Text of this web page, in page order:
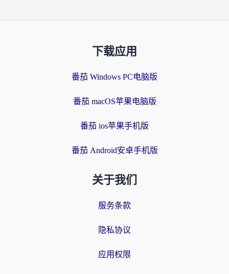
下载应用
番茄 Windows PC电脑版
番茄 macOS苹果电脑版
番茄 ios苹果手机版
番茄 Android安卓手机版
关于我们
服务条款
隐私协议
应用权限